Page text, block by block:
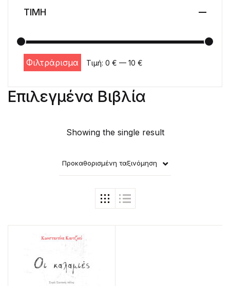
Επιλεγμένα Βιβλία
Showing the single result
Προκαθορισμένη ταξινόμηση
ΤΙΜΗ
Ελάχιστη τιμή
Μέγιστη τιμή
Φιλτράρισμα Τιμή: 0 € — 10 €